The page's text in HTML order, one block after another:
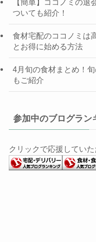
【簡単】ココノミの退
ついても紹介！
食材宅配のココノミは
とお得に始める方法
4月旬の食材まとめ！
もご紹介
参加中のブログラン
クリックで応援してい